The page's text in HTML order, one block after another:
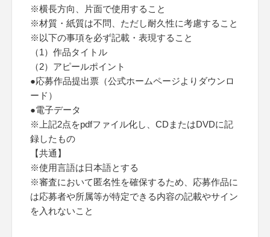
※横長方向、片面で使用すること
※材質・紙質は不問、ただし耐久性に考慮すること
※以下の事項を必ず記載・表現すること
（1）作品タイトル
（2）アピールポイント
●応募作品提出票（公式ホームページよりダウンロ
ード）
●電子データ
※上記2点をpdfファイル化し、CDまたはDVDに記
録したもの
【共通】
※使用言語は日本語とする
※審査において匿名性を確保するため、応募作品に
は応募者や所属等が特定できる内容の記載やサイン
を入れないこと